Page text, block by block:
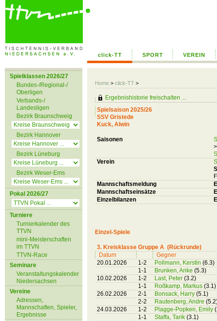
click-TT SPORT VEREIN
Home > click-TT >
Spielklassen 2026/27
Bundes-/Regional-/
Oberligen
Verbands-/
Landesligen
Bezirk Braunschweig
Bezirk Hannover
Bezirk Lüneburg
Bezirk Weser-Ems
Pokal 2026/27
Turniere
Turnierkalender des
TTVN
mini-Meisterschaften
im TTVN
TTVN-Race
Seminare
Veranstaltungskalender
Niedersachsen
Vereine
Adressen,
Mannschaften, Spieler,
Ergebnisse
Ergebnishistorie freischalten ...
Spielsaison 2025/26
SSV Gristede
Kuck, Alwin
Saisonen
Verein
Mannschaftsmeldung
Mannschaftseinsätze
Einzelbilanzen
Einzel-Spiele
3. Kreisklasse Gruppe A (Rückrunde)
Datum
Gegner
20.01.2026
1-2 Pollmann, Kerstin (6.3)
1-1
Brunken, Anke (5.3)
10.02.2026
1-2 Last, Peter (3.2)
1-1
Roßkamp, Markus (3.1)
26.02.2026
2-1 Bonsack, Harry (5.1)
2-2
Rautenberg, Andre
24.03.2026
1-2 Plagge-Popken, Emily
1-1
Staffa, Tarik (3.1)